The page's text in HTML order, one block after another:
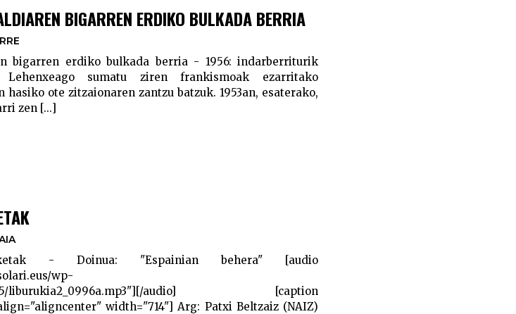
BIGARREN ERDIKO BULKADA BERRIA
bigarren erdiko bulkada berria - 1956: indarberriturik
sumatu ziren frankismoak ezarritako
ote zitzaionaren zantzu batzuk. 1953an, esaterako,
zen [...]
- Doinua: "Espainian behera" [audio
wp-
05/liburukia2_0996a.mp3"][/audio] [caption
width="714"] Arg: Patxi Beltzaiz (NAIZ)